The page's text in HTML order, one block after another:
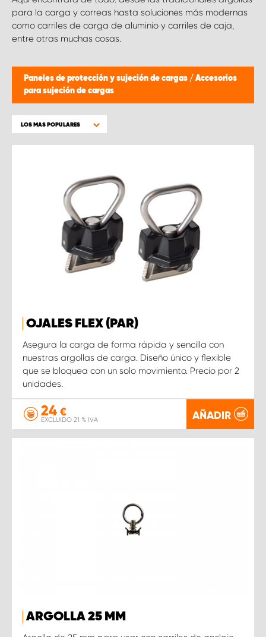
para la carga y correas hasta soluciones más modernas
como carriles de carga de aluminio y carriles de caja,
entre otras muchas cosas.
Paneles de protección y sujeción de cargas / Accesorios
para sujeción de cargas
LOS MAS POPULARES
OJALES FLEX (PAR)
Asegura la carga de forma rápida y sencilla con
nuestras argollas de carga. Diseño único y flexible
que se bloquea con un solo movimiento. Precio por 2
unidades.
24 €
EXCLUIDO 21 % IVA AÑADIR
ARGOLLA 25 MM